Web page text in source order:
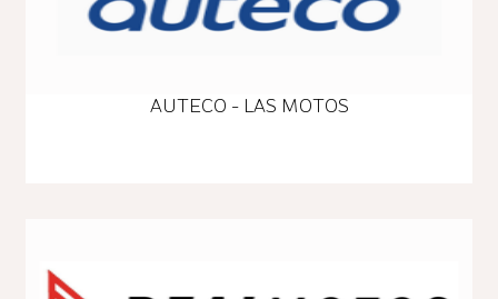
AUTECO - LAS MOTOS